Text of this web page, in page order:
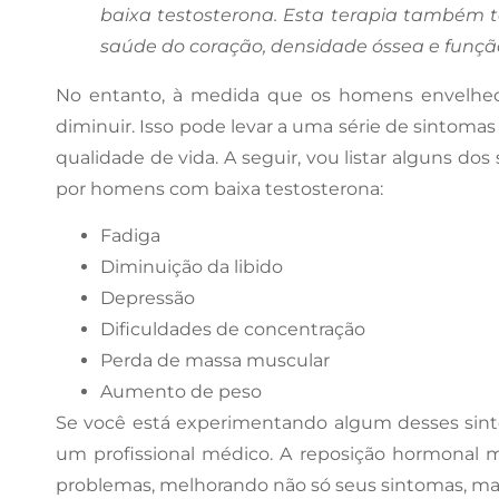
baixa testosterona. Esta terapia também
saúde do coração, densidade óssea e
No entanto, à medida que os homens
diminuir. Isso pode levar a uma série de
qualidade de vida. A seguir, vou listar alguns
por homens com baixa testosterona:
Fadiga
Diminuição da libido
Depressão
Dificuldades de concentração
Perda de massa muscular
Aumento de peso
Se você está experimentando algum desses
um profissional médico. A reposição hormonal
problemas, melhorando não só seus sintomas,